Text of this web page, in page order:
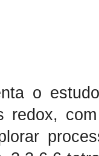
o
redox,